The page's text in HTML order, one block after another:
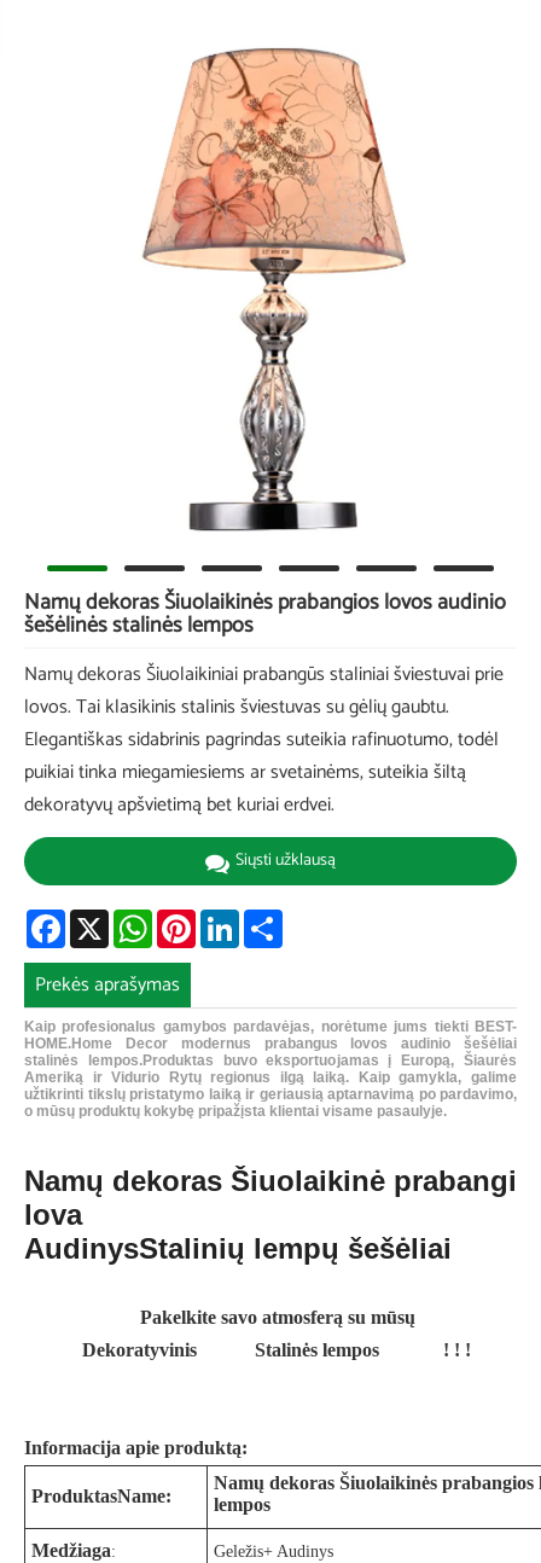
Namų dekoras Šiuolaikinės prabangios lovos audinio
šešėlinės stalinės lempos
Namų dekoras Šiuolaikiniai prabangūs staliniai šviestuvai prie
lovos. Tai klasikinis stalinis šviestuvas su gėlių gaubtu.
Elegantiškas sidabrinis pagrindas suteikia rafinuotumo, todėl
puikiai tinka miegamiesiems ar svetainėms, suteikia šiltą
dekoratyvų apšvietimą bet kuriai erdvei.
Siųsti užklausą
Facebook
X WhatsAppPinterestLinkedIn
Prekės aprašymas
Kaip profesionalus gamybos pardavėjas, norėtume jums tiekti BEST-
HOME.Home Decor modernus prabangus lovos audinio šešėliai
stalinės lempos.Produktas buvo eksportuojamas į Europą, Šiaurės
Ameriką ir Vidurio Rytų regionus ilgą laiką. Kaip gamykla, galime
užtikrinti tikslų pristatymo laiką ir geriausią aptarnavimą po pardavimo,
o mūsų produktų kokybę pripažįsta klientai visame pasaulyje.
Namų dekoras Šiuolaikinė prabangi
lova
AudinysStalinių lempų šešėliai
Pakelkite savo atmosferą su mūsų
Dekoratyvinis
Stalinės lempos ! ! !
Informacija apie produktą:
ProduktasName:
Namų dekoras Šiuolaikinės prabangios
lempos
Medžiaga: Geležis+ Audinys